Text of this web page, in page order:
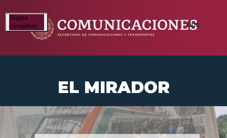
Toggle
navigation
EL MIRADOR